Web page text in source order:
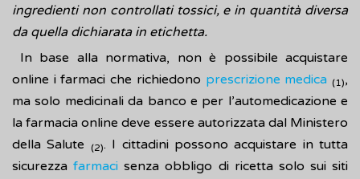
ingredienti non controllati tossici, e in quantità diversa
da quella dichiarata in etichetta.
In base alla normativa, non è possibile acquistare
online i farmaci che richiedono prescrizione medica (1),
ma solo medicinali da banco e per l’automedicazione e
la farmacia online deve essere autorizzata dal Ministero
della Salute
(2). I cittadini possono acquistare in tutta
sicurezzafarmaci senza obbligo di ricetta solo sui siti